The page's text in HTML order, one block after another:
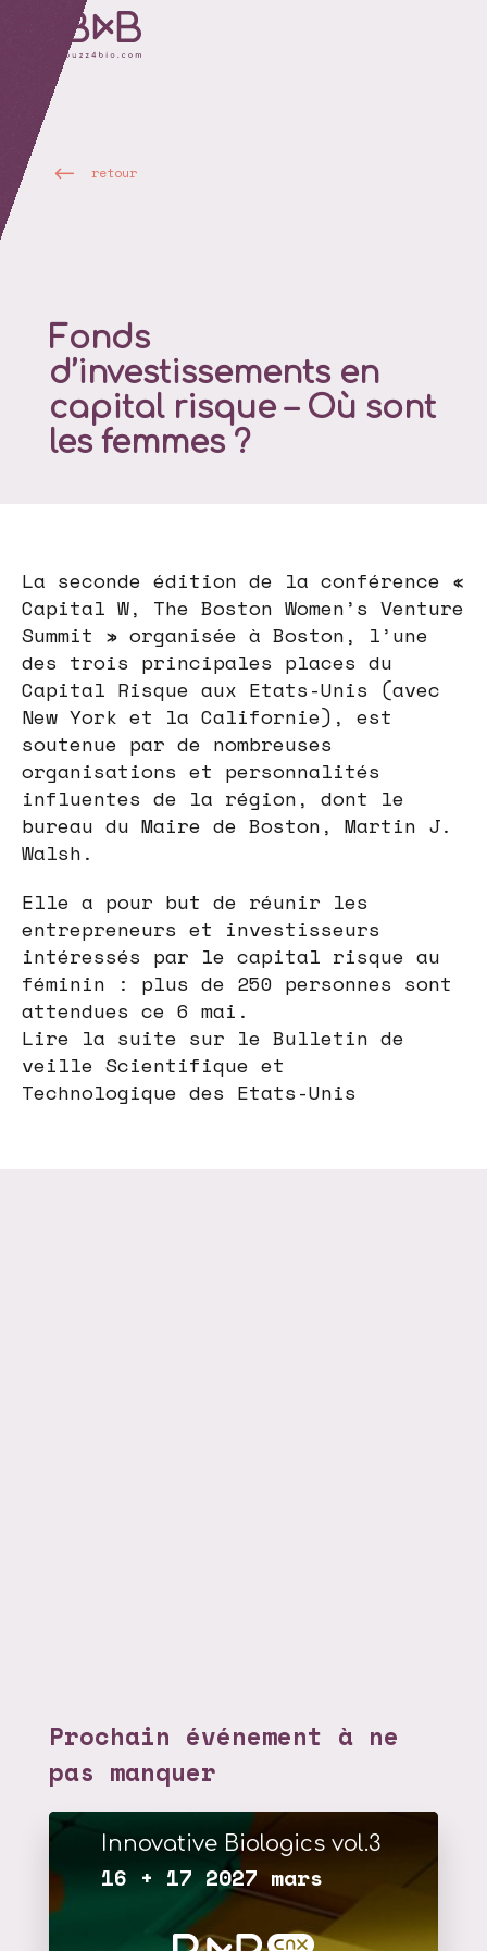
retour
Fonds
d’investissements en
capital risque – Où sont
les femmes ?
La seconde édition de la conférence «
Capital W, The Boston Women’s Venture
Summit » organisée à Boston, l’une
des trois principales places du
Capital Risque aux Etats-Unis (avec
New York et la Californie), est
soutenue par de nombreuses
organisations et personnalités
influentes de la région, dont le
bureau du Maire de Boston, Martin J.
Walsh.
Elle a pour but de réunir les
entrepreneurs et investisseurs
intéressés par le capital risque au
féminin : plus de 250 personnes sont
attendues ce 6 mai.
Lire la suite sur le Bulletin de
veille Scientifique et
Technologique des Etats-Unis
Prochain événement à ne
pas manquer
Innovative Biologics vol.3
16 + 17 2027 mars